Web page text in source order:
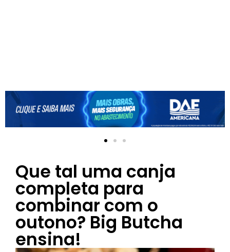
Que tal uma canja
completa para
combinar com o
outono? Big Butcha
ensina!